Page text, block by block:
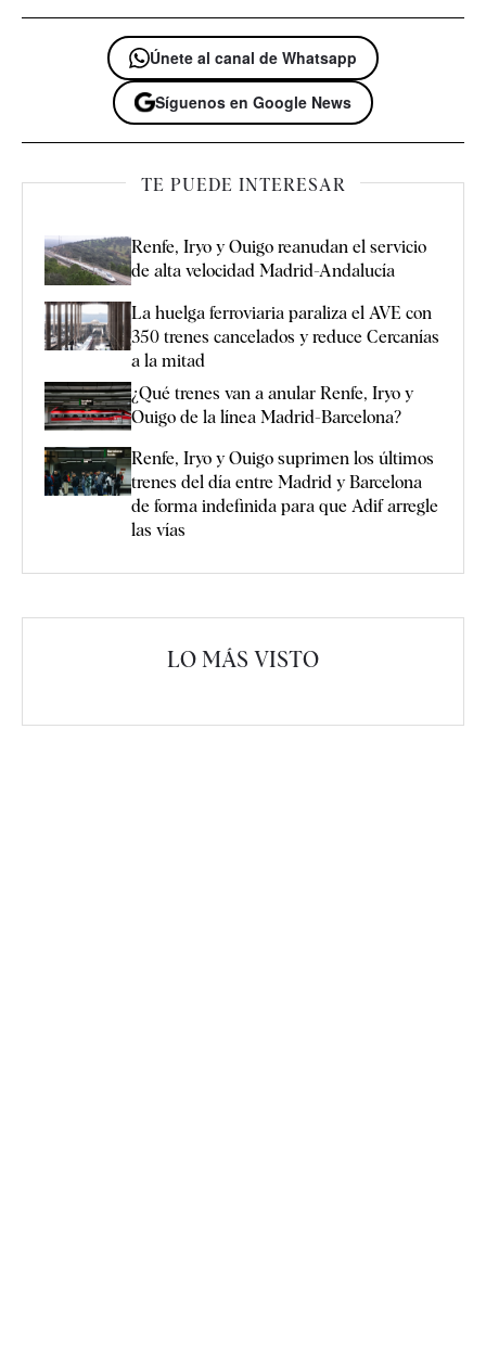
Únete al canal de Whatsapp
Síguenos en Google News
TE PUEDE INTERESAR
Renfe, Iryo y Ouigo reanudan el servicio
de alta velocidad Madrid-Andalucía
La huelga ferroviaria paraliza el AVE con
350 trenes cancelados y reduce Cercanías
a la mitad
¿Qué trenes van a anular Renfe, Iryo y
Ouigo de la línea Madrid-Barcelona?
Renfe, Iryo y Ouigo suprimen los últimos
trenes del día entre Madrid y Barcelona
de forma indefinida para que Adif arregle
las vías
LO MÁS VISTO